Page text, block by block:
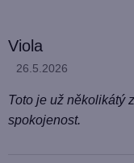
ý
p
i
s
Viola
Hodnocení produktu je 5 z
26.5.2026
Toto je už několikátý
spokojenost.